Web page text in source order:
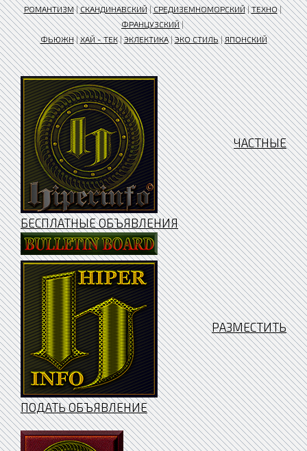
РОМАНТИЗМ|СКАНДИНАВСКИЙ|СРЕДИЗЕМНОМОРСКИЙ|ТЕХНО|
ФРАНЦУЗСКИЙ|
ФЬЮЖН|ХАЙ - ТЕК|ЭКЛЕКТИКА|ЭКО СТИЛЬ|ЯПОНСКИЙ
ЧАСТНЫЕ
БЕСПЛАТНЫЕ ОБЪЯВЛЕНИЯ
РАЗМЕСТИТЬ
ПОДАТЬ ОБЪЯВЛЕНИЕ